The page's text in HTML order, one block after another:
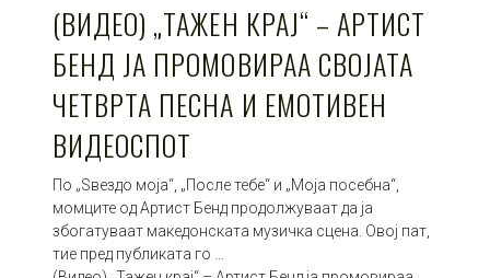
(ВИДЕО) „ТАЖЕН КРАЈ“ – АРТИСТ
БЕНД ЈА ПРОМОВИРАА СВОЈАТА
ЧЕТВРТА ПЕСНА И ЕМОТИВЕН
ВИДЕОСПОТ
По „Ѕвездо моја“, „После тебе“ и „Моја посебна“,
момците од Артист Бенд продолжуваат да ја
збогатуваат македонската музичка сцена. Овој пат,
тие пред публиката го …